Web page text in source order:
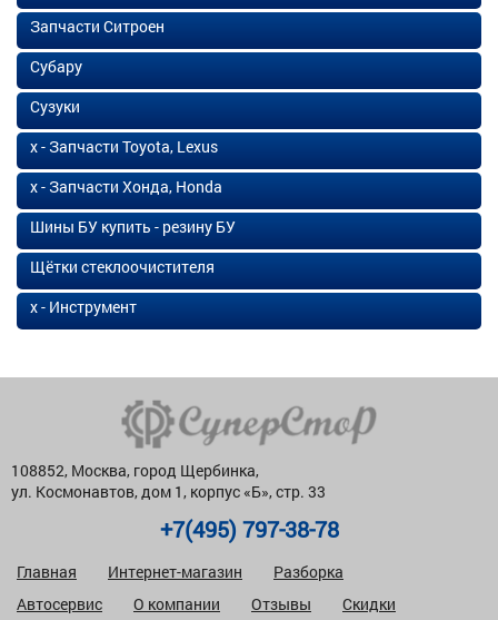
Запчасти Ситроен
Субару
Сузуки
х - Запчасти Toyota, Lexus
х - Запчасти Хонда, Honda
Шины БУ купить - резину БУ
Щётки стеклоочистителя
х - Инструмент
108852, Москва, город Щербинка,
ул. Космонавтов, дом 1, корпус «Б», стр. 33
+7(495) 797-38-78
Главная Интернет-магазин
Разборка
Автосервис
О компании Отзывы Скидки